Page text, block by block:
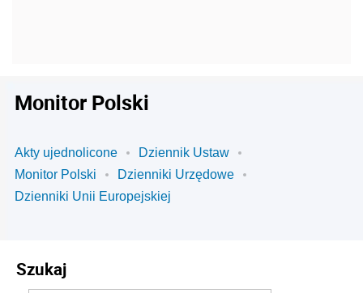
Monitor Polski
Akty ujednolicone
Dziennik Ustaw
Monitor Polski
Dzienniki Urzędowe
Dzienniki Unii Europejskiej
Szukaj